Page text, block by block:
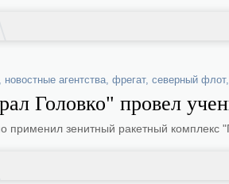
, новостные агентства, фрегат, северный флот,
Головко" провел
применил зенитный ракетный комплекс